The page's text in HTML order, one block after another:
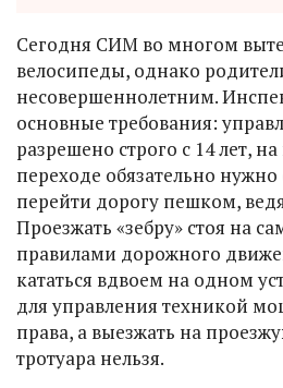
Сегодня СИМ во многом
велосипеды, однако
несовершеннолетним.
основные требования:
разрешено строго с 14 лет,
переходе обязательно нужно
перейти дорогу пешком,
Проезжать «зебру» стоя на
правилами дорожного
кататься вдвоем на одном
для управления техникой
права, а выезжать на
тротуара нельзя.